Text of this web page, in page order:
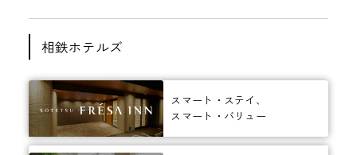
相鉄ホテルズ
スマート・ステイ、
スマート・バリュー